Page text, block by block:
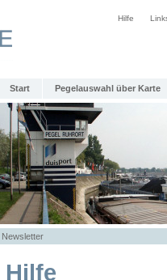
Hilfe
Start Pegelauswahl über Karte
Newsletter
Hilfe